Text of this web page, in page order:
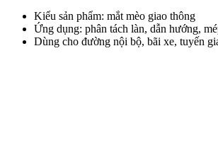
Kiểu sản phẩm: mắt mèo giao thông
Ứng dụng: phân tách làn, dẫn hướng,
Dùng cho đường nội bộ, bãi xe, tuyến